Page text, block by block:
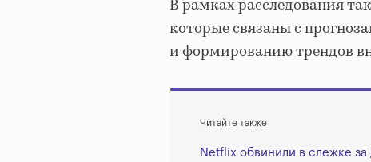
В рамках расследования
которые связаны с
и формированию трендов
Читайте также
Netflix обвинили в слежке